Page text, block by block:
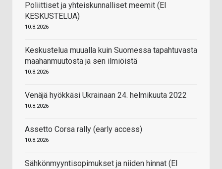
Poliittiset ja yhteiskunnalliset meemit (EI
KESKUSTELUA)
10.8.2026
Keskustelua muualla kuin Suomessa tapahtuvasta
maahanmuutosta ja sen ilmiöistä
10.8.2026
Venäjä hyökkäsi Ukrainaan 24. helmikuuta 2022
10.8.2026
Assetto Corsa rally (early access)
10.8.2026
Sähkönmyyntisopimukset ja niiden hinnat (EI